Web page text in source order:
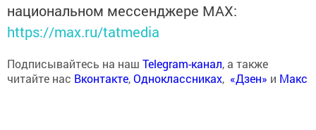
национальном мессенджере MАХ:
https://max.ru/tatmedia
Подписывайтесь на наш Telegram-канал, а также
читайте нас Вконтакте,Одноклассниках, «Дзен» и Макс